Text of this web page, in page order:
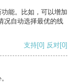
能。比如，可以增加
况自动选择最优的线
支持[0] 反对[0]